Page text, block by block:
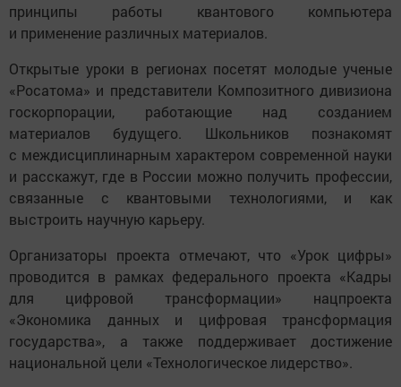
принципы работы квантового компьютера
и применение различных материалов.
Открытые уроки в регионах посетят молодые ученые
«Росатома» и представители Композитного дивизиона
госкорпорации, работающие над созданием
материалов будущего. Школьников познакомят
с междисциплинарным характером современной науки
и расскажут, где в России можно получить профессии,
связанные с квантовыми технологиями, и как
выстроить научную карьеру.
Организаторы проекта отмечают, что «Урок цифры»
проводится в рамках федерального проекта «Кадры
для цифровой трансформации» нацпроекта
«Экономика данных и цифровая трансформация
государства», а также поддерживает достижение
национальной цели «Технологическое лидерство».